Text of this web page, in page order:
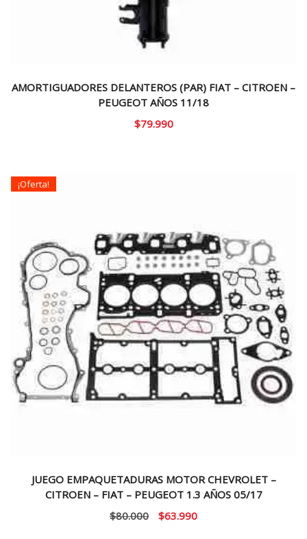
AMORTIGUADORES DELANTEROS (PAR) FIAT – CITROEN –
PEUGEOT AÑOS 11/18
$79.990
¡Oferta!
JUEGO EMPAQUETADURAS MOTOR CHEVROLET –
CITROEN – FIAT – PEUGEOT 1.3 AÑOS 05/17
$80.000
El
$63.990El